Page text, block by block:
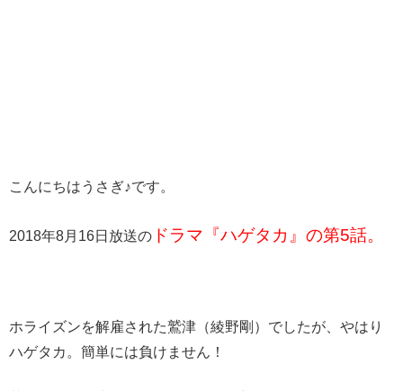
こんにちはうさぎ♪です。
2018年8月16日放送の ドラマ『ハゲタカ』の第5話。
ホライズンを解雇された鷲津（綾野剛）でしたが、やはり
ハゲタカ。簡単には負けません！